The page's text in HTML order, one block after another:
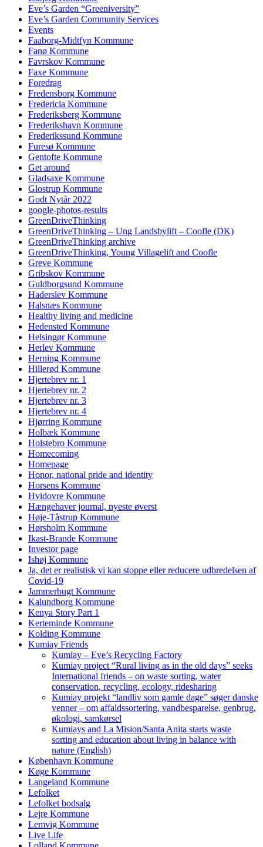
Eve’s Garden “Greeniversity”
Eve’s Garden Community Services
Events
Faaborg-Midtfyn Kommune
Fanø Kommune
Favrskov Kommune
Faxe Kommune
Foredrag
Fredensborg Kommune
Fredericia Kommune
Frederiksberg Kommune
Frederikshavn Kommune
Frederikssund Kommune
Furesø Kommune
Gentofte Kommune
Get around
Gladsaxe Kommune
Glostrup Kommune
Godt Nytår 2022
google-photos-results
GreenDriveThinking
GreenDriveThinking – Ung Landsbylift – Coofle (DK)
GreenDriveThinking archive
GreenDriveThinking, Young Villagelift and Coofle
Greve Kommune
Gribskov Kommune
Guldborgsund Kommune
Haderslev Kommune
Halsnæs Kommune
Healthy living and medicine
Hedensted Kommune
Helsingør Kommune
Herlev Kommune
Herning Kommune
Hillerød Kommune
Hjertebrev nr. 1
Hjertebrev nr. 2
Hjertebrev nr. 3
Hjertebrev nr. 4
Hjørring Kommune
Holbæk Kommune
Holstebro Kommune
Homecoming
Homepage
Honor, national pride and identity
Horsens Kommune
Hvidovre Kommune
Hængehaver journal, nyeste øverst
Høje-Tåstrup Kommune
Hørsholm Kommune
Ikast-Brande Kommune
Investor page
Ishøj Kommune
Ja, det er realistisk vi kan stoppe eller reducere udbredelsen af
Covid-19
Jammerbugt Kommune
Kalundborg Kommune
Kenya Story Part 1
Kerteminde Kommune
Kolding Kommune
Kumiay Friends
Kumiay – Eve’s Recycling Factory
Kumiay project “Rural living as in the old days” seeks
International friends – on waste sorting, water
conservation, recycling, ecology, ridesharing
Kumiay projekt “landliv som gamle dage” søger danske
venner – om affaldssortering, vandbesparelse, genbrug,
økologi, samkørsel
Kumiays and La Mision/Santa Anita starts waste
sorting and education about living in balance with
nature (English)
København Kommune
Køge Kommune
Langeland Kommune
Lefolket
Lefolket bodsalg
Lejre Kommune
Lemvig Kommune
Live Life